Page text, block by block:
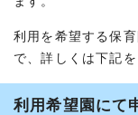
利用を希望する保
で、詳しくは下記を
利用希望園にて